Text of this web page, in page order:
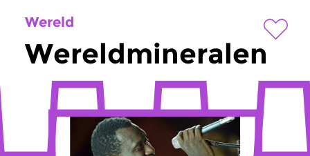
Wereld
Wereldmineralen